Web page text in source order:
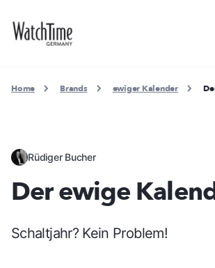
Home Brands ewiger Kalender
Rüdiger Bucher
Der ewige
Schaltjahr? Kein Problem!